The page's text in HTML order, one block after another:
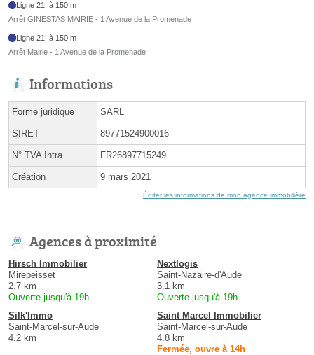
Ligne 21, à 150 m
Arrêt GINESTAS MAIRIE - 1 Avenue de la Promenade
Ligne 21, à 150 m
Arrêt Mairie - 1 Avenue de la Promenade
Informations
Forme juridique SARL
SIRET 89771524900016
N° TVA Intra. FR26897715249
Création 9 mars 2021
Éditer les informations de mon agence immobilière
Agences à proximité
Hirsch Immobilier
Mirepeisset
2.7 km
Ouverte jusqu'à 19h
Nextlogis
Saint-Nazaire-d'Aude
3.1 km
Ouverte jusqu'à 19h
Silk'Immo
Saint-Marcel-sur-Aude
4.2 km
Saint Marcel Immobilier
Saint-Marcel-sur-Aude
4.8 km
Fermée, ouvre à 14h